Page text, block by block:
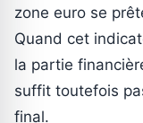
zone euro se
Quand cet
la partie
suffit toutefois
final.